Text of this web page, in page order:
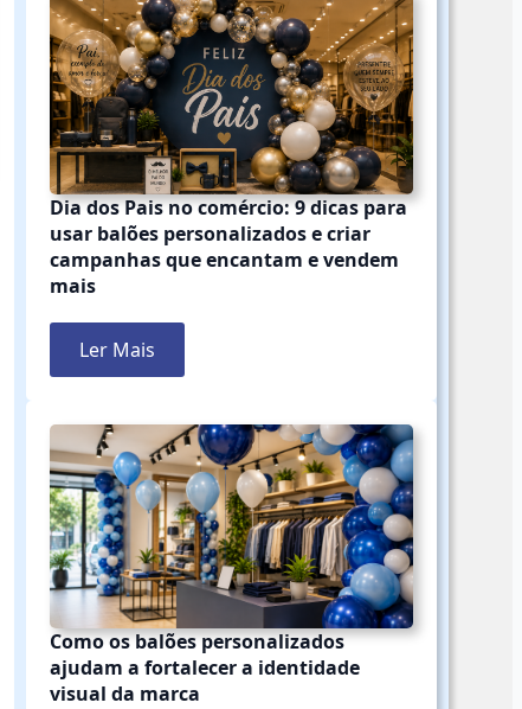
Dia dos Pais no comércio: 9 dicas para
usar balões personalizados e criar
campanhas que encantam e vendem
mais
Ler Mais
Como os balões personalizados
ajudam a fortalecer a identidade
visual da marca